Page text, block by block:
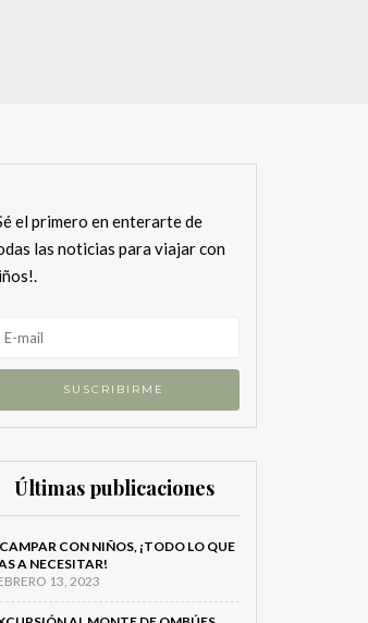
el primero en enterarte de
las noticias para viajar con
Últimas publicaciones
CON NIÑOS, ¡TODO LO QUE
A NECESITAR!
13, 2023